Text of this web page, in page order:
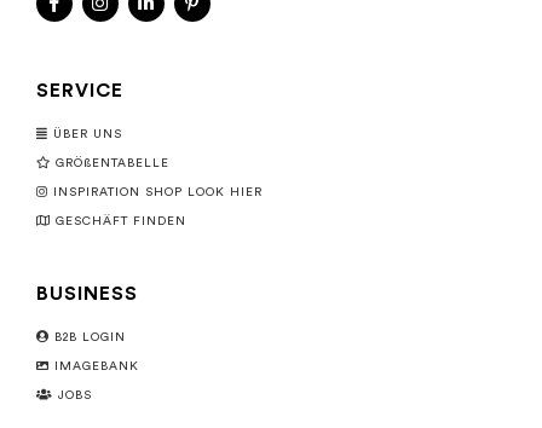
SERVICE
ÜBER UNS
GRÖßENTABELLE
INSPIRATION SHOP LOOK HIER
GESCHÄFT FINDEN
BUSINESS
B2B LOGIN
IMAGEBANK
JOBS